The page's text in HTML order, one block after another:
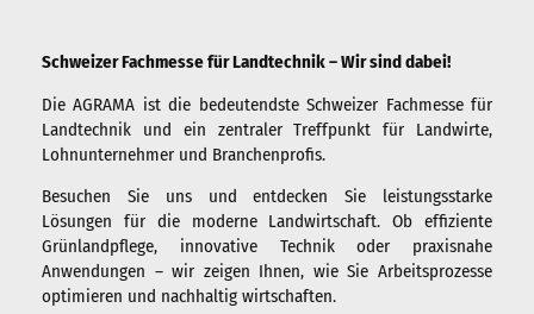
Deutschland
Österreich
Frankreich
Kontakt
Schweizer Fachmesse für Landtechnik – Wir sind dabei!
Die AGRAMA ist die bedeutendste Schweizer Fachmesse für
Landtechnik und ein zentraler Treffpunkt für Landwirte,
Lohnunternehmer und Branchenprofis.
Besuchen Sie uns und entdecken Sie leistungsstarke
Lösungen für die moderne Landwirtschaft. Ob effiziente
Grünlandpflege, innovative Technik oder praxisnahe
Anwendungen – wir zeigen Ihnen, wie Sie Arbeitsprozesse
optimieren und nachhaltig wirtschaften.